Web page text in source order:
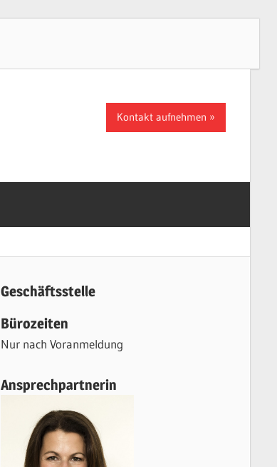
Kontakt aufnehmen
Geschäftsstelle
Bürozeiten
Nur nach Voranmeldung
Ansprechpartnerin